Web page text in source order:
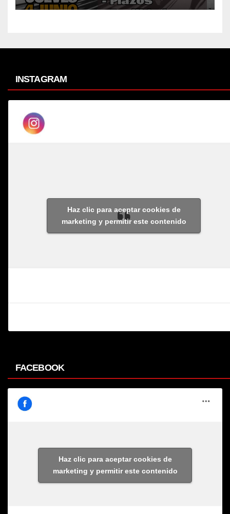
INSTAGRAM
Haz clic para aceptar cookies de
marketing y permitir este contenido
FACEBOOK
Haz clic para aceptar cookies de
marketing y permitir este contenido